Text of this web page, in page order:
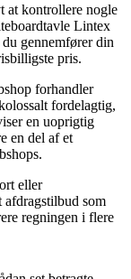
at kontrollere nogle
Lintex
gennemfører din
pris.
forhandler
fordelagtig,
en uoprigtig
en del af et
eller
som
regningen i flere